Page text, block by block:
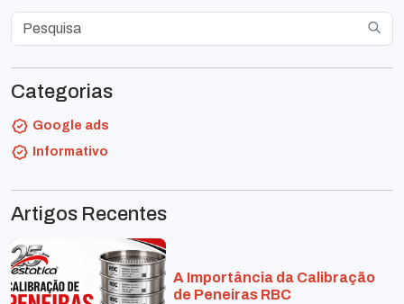
Categorias
Google ads
Informativo
Artigos Recentes
A Importância da Calibração
de Peneiras RBC